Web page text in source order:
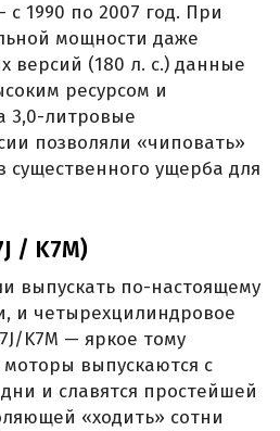
1990 по 2007 год. При
мощности даже
версий (180 л. с.) данные
ресурсом и
3,0-литровые
позволяли «чиповать»
существенного ущерба для
/ K7M)
выпускать по-настоящему
и четырехцилиндровое
K7M — яркое тому
выпускаются с
и славятся простейшей
«ходить» сотни